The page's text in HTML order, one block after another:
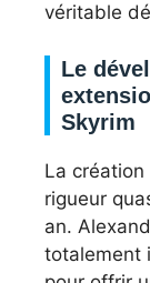
véritable
Le
Skyrim
La
rigueur
an.
totalement